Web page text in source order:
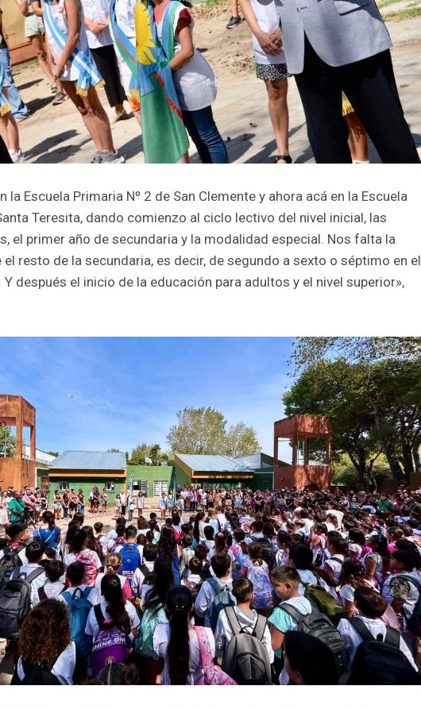
la Escuela Primaria Nº 2 de San Clemente y ahora acá en la Escuela
Teresita, dando comienzo al ciclo lectivo del nivel inicial, las
el primer año de secundaria y la modalidad especial. Nos falta la
el resto de la secundaria, es decir, de segundo a sexto o séptimo en el
después el inicio de la educación para adultos y el nivel superior»,